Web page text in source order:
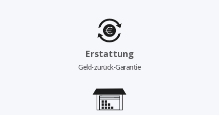
Erstattung
Geld-zurück-Garantie